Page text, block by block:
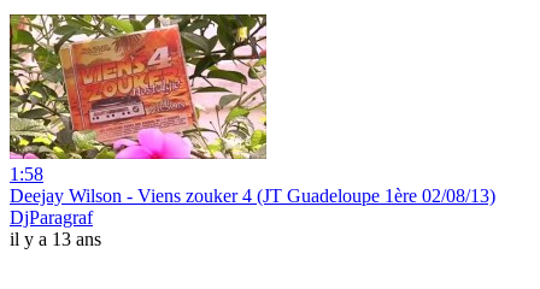
1:58
Deejay Wilson - Viens zouker 4 (JT Guadeloupe 1ère 02/08/13)
DjParagraf
il y a 13 ans